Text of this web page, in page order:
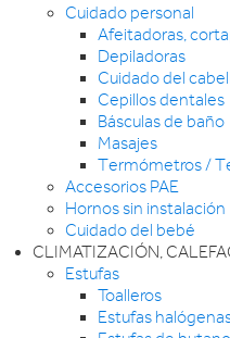
Cuidado personal
Afeitadoras,
Depiladoras
Cuidado del
Cepillos dentales
Básculas de baño
Masajes
Termómetros /
Accesorios PAE
Hornos sin instalación
Cuidado del bebé
CLIMATIZACIÓN,
Estufas
Toalleros
Estufas